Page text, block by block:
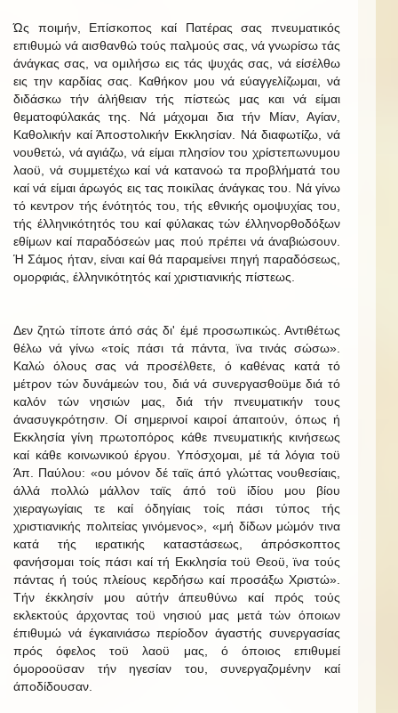
Ώς ποιμήν, Επίσκοπος καί Πατέρας σας πνευματικός
επιθυμώ νά αισθανθώ τούς παλμούς σας, νά γνωρίσω τάς
άνάγκας σας, να ομιλήσω εις τάς ψυχάς σας, νά είσέλθω
εις την καρδίας σας. Καθήκον μου νά εύαγγελίζωμαι, νά
διδάσκω τήν άλήθειαν τής πίστεώς μας και νά είμαι
θεματοφύλακάς της. Νά μάχομαι δια τήν Μίαν, Αγίαν,
Καθολικήν καί Άποστολικήν Εκκλησίαν. Νά διαφωτίζω, νά
νουθετώ, νά αγιάζω, νά είμαι πλησίον του χρίστεπωνυμου
λαοϋ, νά συμμετέχω καί νά κατανοώ τα προβλήματά του
καί νά είμαι άρωγός εις τας ποικίλας άνάγκας του. Νά γίνω
τό κεντρον τής ένότητός του, τής εθνικής ομοψυχίας του,
τής έλληνικότητός του καί φύλακας τών έλληνορθοδόξων
εθίμων καί παραδόσεών μας πού πρέπει νά άναβιώσουν.
Ή Σάμος ήταν, είναι καί θά παραμείνει πηγή παραδόσεως,
ομορφιάς, έλληνικότητός καί χριστιανικής πίστεως.
Δεν ζητώ τίποτε άπό σάς δι' έμέ προσωπικώς. Αντιθέτως
θέλω νά γίνω «τοίς πάσι τά πάντα, ϊνα τινάς σώσω».
Καλώ όλους σας νά προσέλθετε, ό καθένας κατά τό
μέτρον τών δυνάμεών του, διά νά συνεργασθοϋμε διά τό
καλόν τών νησιών μας, διά τήν πνευματικήν τους
άνασυγκρότησιν. Οί σημερινοί καιροί άπαιτούν, όπως ή
Εκκλησία γίνη πρωτοπόρος κάθε πνευματικής κινήσεως
καί κάθε κοινωνικού έργου. Υπόσχομαι, μέ τά λόγια τοϋ
Άπ. Παύλου: «ου μόνον δέ ταϊς άπό γλώττας νουθεσίαις,
άλλά πολλώ μάλλον ταϊς άπό τοϋ ίδίου μου βίου
χιεραγωγίαις τε καί όδηγίαις τοίς πάσι τύπος τής
χριστιανικής πολιτείας γινόμενος», «μή δίδων μώμόν τινα
κατά τής ιερατικής καταστάσεως, άπρόσκοπτος
φανήσομαι τοίς πάσι καί τή Εκκλησία τοϋ Θεοϋ, ϊνα τούς
πάντας ή τούς πλείους κερδήσω καί προσάξω Χριστώ».
Τήν έκκλησίν μου αύτήν άπευθύνω καί πρός τούς
εκλεκτούς άρχοντας τοϋ νησιού μας μετά τών όποιων
έπιθυμώ νά έγκαινιάσω περίοδον άγαστής συνεργασίας
πρός όφελος τοϋ λαοϋ μας, ό όποιος επιθυμεί
όμοροοϋσαν τήν ηγεσίαν του, συνεργαζομένην καί
άποδίδουσαν.